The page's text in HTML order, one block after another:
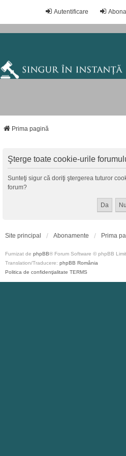
Autentificare
Prima pagină
Şterge toate cookie-urile
Sunteţi sigur că doriţi ştergerea tuturor
forum?
Site principal Abonamente Prima
Furnizat de phpBB® Forum Software © phpBB
Translation/Traducere: phpBB România
Politica de confidenţialitate TERMS